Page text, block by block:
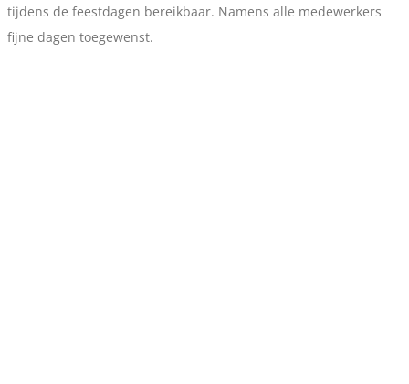
tijdens de feestdagen bereikbaar. Namens alle medewerkers
fijne dagen toegewenst.